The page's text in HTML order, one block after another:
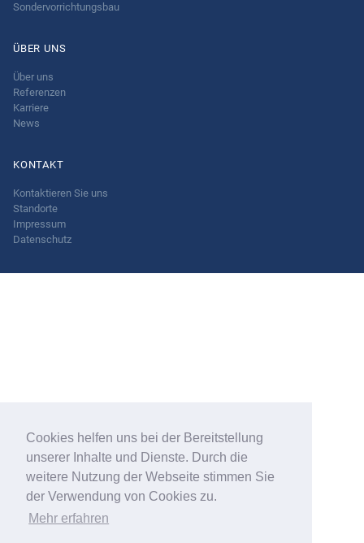
Cookies helfen uns bei der Bereitstellung
unserer Inhalte und Dienste. Durch die
weitere Nutzung der Webseite stimmen Sie
der Verwendung von Cookies zu.
Mehr erfahren
Sondervorrichtungsbau
ÜBER UNS
Über uns
Referenzen
Karriere
News
KONTAKT
Kontaktieren Sie uns
Standorte
Impressum
Datenschutz